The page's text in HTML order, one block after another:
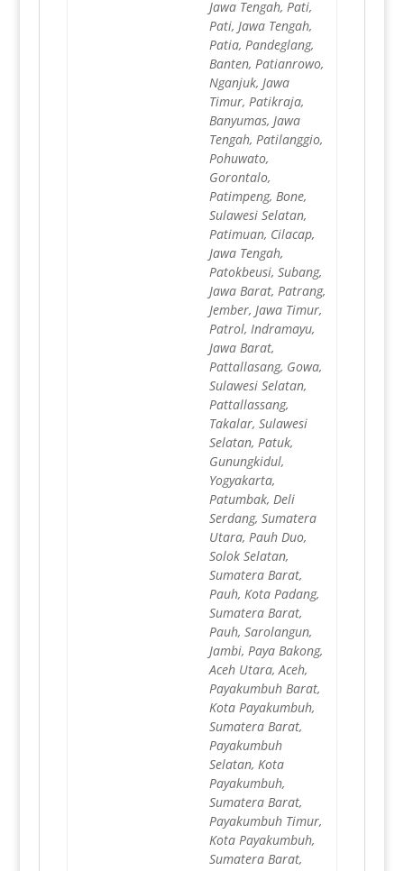
Jawa Tengah, Pati,
Pati, Jawa Tengah,
Patia, Pandeglang,
Banten, Patianrowo,
Nganjuk, Jawa
Timur, Patikraja,
Banyumas, Jawa
Tengah, Patilanggio,
Pohuwato,
Gorontalo,
Patimpeng, Bone,
Sulawesi Selatan,
Patimuan, Cilacap,
Jawa Tengah,
Patokbeusi, Subang,
Jawa Barat, Patrang,
Jember, Jawa Timur,
Patrol, Indramayu,
Jawa Barat,
Pattallasang, Gowa,
Sulawesi Selatan,
Pattallassang,
Takalar, Sulawesi
Selatan, Patuk,
Gunungkidul,
Yogyakarta,
Patumbak, Deli
Serdang, Sumatera
Utara, Pauh Duo,
Solok Selatan,
Sumatera Barat,
Pauh, Kota Padang,
Sumatera Barat,
Pauh, Sarolangun,
Jambi, Paya Bakong,
Aceh Utara, Aceh,
Payakumbuh Barat,
Kota Payakumbuh,
Sumatera Barat,
Payakumbuh
Selatan, Kota
Payakumbuh,
Sumatera Barat,
Payakumbuh Timur,
Kota Payakumbuh,
Sumatera Barat,